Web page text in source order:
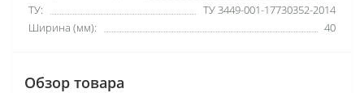
ТУ:
ТУ 3449-001-17730352-2014
Ширина (мм):
40
Обзор товара